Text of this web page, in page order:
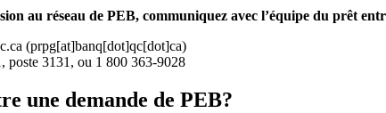
au réseau de PEB, communiquez avec l’équipe du prêt
(prpg[at]banq[dot]qc[dot]ca)
poste 3131, ou 1 800 363-9028
une demande de PEB?